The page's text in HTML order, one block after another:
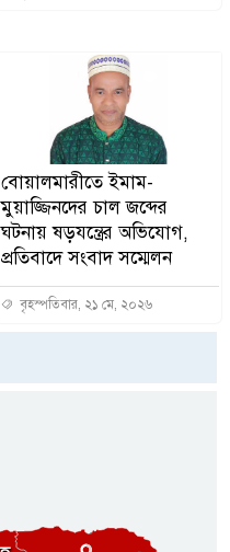
বোয়ালমারীতে ইমাম-
মুয়াজ্জিনদের চাল জব্দের
ঘটনায় ষড়যন্ত্রের অভিযোগ,
প্রতিবাদে সংবাদ সম্মেলন
বৃহস্পতিবার, ২১ মে, ২০২৬